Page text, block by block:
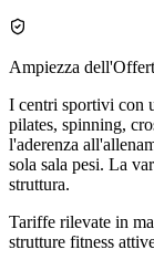
Ampiezza
I centri sportivi con
pilates, spinning,
l'aderenza
sola sala pesi. La
struttura.
Tariffe rilevate in
strutture fitness